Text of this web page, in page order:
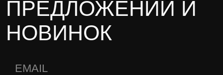
ПРЕДЛОЖЕНИЙ И
НОВИНОК